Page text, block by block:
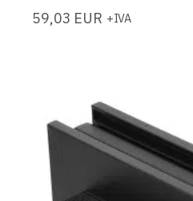
59,03 EUR +IVA